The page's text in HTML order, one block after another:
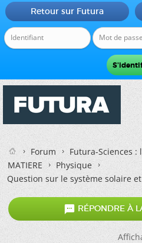
Retour sur Futura
Forum
Futura-Sciences :
MATIERE
Physique
Question sur le système solaire
 RÉPONDRE À